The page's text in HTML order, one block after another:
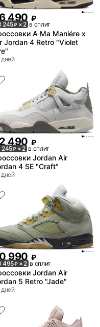
490 ₽
245₽ × 2 в сплит
A Ma Maniére x
Jordan 4 Retro "Violet
дней
490 ₽
245₽ × 2 в сплит
Jordan Air
4 SE "Craft"
дней
990 ₽
495₽ × 2 в сплит
Jordan Air
5 Retro "Jade"
дней